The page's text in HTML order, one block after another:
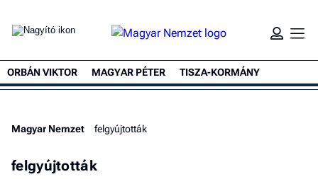
ORBÁN VIKTOR MAGYAR PÉTER TISZA-KORMÁNY
Magyar Nemzet felgyújtották
felgyújtották